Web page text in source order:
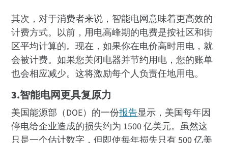
其次，对于消费者来说，智能电网意味着更高效的
计费方式。以前，用电高峰期的电费是按社区和街
区平均计算的。现在，如果你在电价高时用电，就
会被计费。如果您关闭电器并节约用电，您的账单
也会相应减少。这将激励每个人负责任地用电。
3.智能电网更具复原力
美国能源部（DOE）的一份报告显示，美国每年因
停电给企业造成的损失约为 1500 亿美元。虽然这
只是一个估计数字，但即使每年损失只有 500 亿美